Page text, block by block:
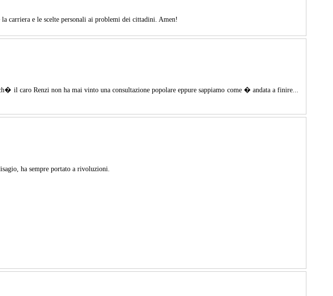
carriera e le scelte personali ai problemi dei cittadini. Amen!
caro Renzi non ha mai vinto una consultazione popolare eppure sappiamo come � andata a finire...
ha sempre portato a rivoluzioni.